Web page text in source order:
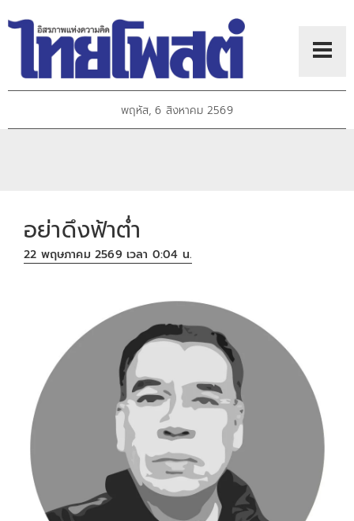
พฤหัส, 6 สิงหาคม 2569
อย่าดึงฟ้าต่ำ
22 พฤษภาคม 2569 เวลา 0:04 น.